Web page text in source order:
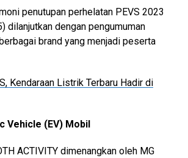
penutupan perhelatan PEVS 2023
dilanjutkan dengan pengumuman
brand yang menjadi peserta
Kendaraan Listrik Terbaru Hadir di
Vehicle (EV) Mobil
ACTIVITY dimenangkan oleh MG